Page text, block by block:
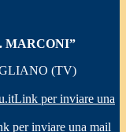
MARCONI”
(TV)
Link per inviare una
per inviare una mail